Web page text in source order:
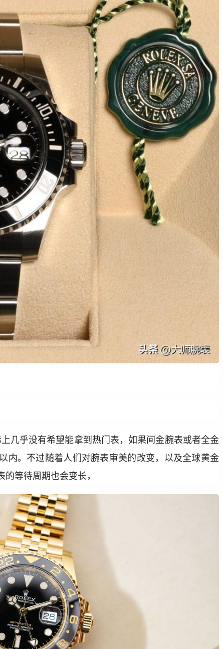
几乎没有希望能拿到热门表，如果间金腕表或者全金
内。不过随着人们对腕表审美的改变，以及全球黄金
等待周期也会变长，